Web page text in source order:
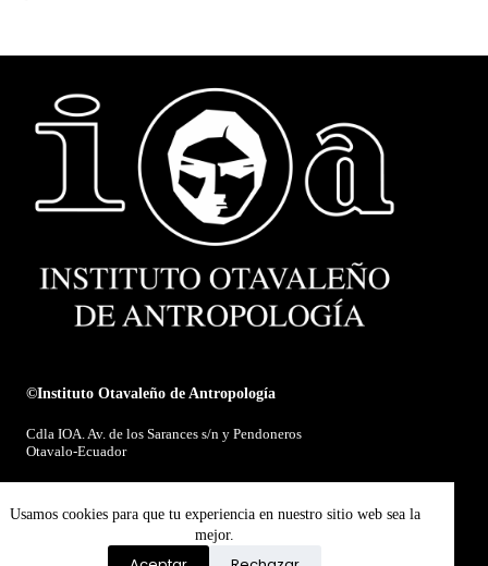
Usamos cookies para que tu experiencia en nuestro sitio web sea la
mejor.
©Instituto Otavaleño de Antropología
Cdla IOA. Av. de los Sarances s/n y Pendoneros
Otavalo-Ecuador